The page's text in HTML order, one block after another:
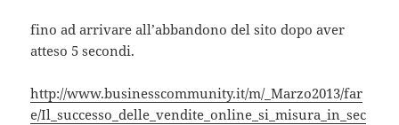
fino ad arrivare all’abbandono del sito dopo aver
atteso 5 secondi.
http://www.businesscommunity.it/m/_Marzo2013/far
e/Il_successo_delle_vendite_online_si_misura_in_sec